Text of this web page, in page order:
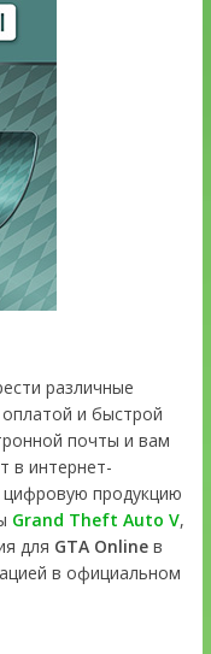
различные
и быстрой
почты и вам
в интернет-
продукцию
Grand Theft Auto V,
для GTA Onlineв
в официальном